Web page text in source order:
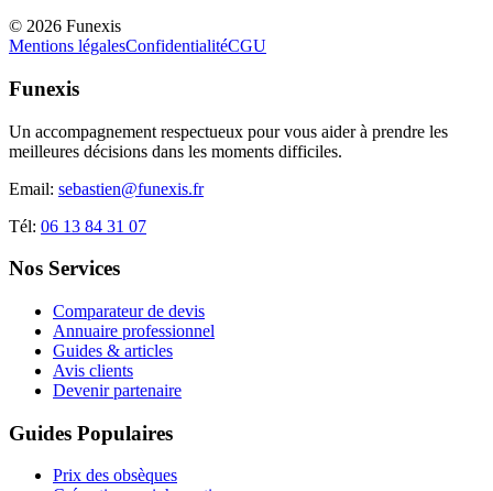
© 2026 Funexis
Mentions légalesConfidentialitéCGU
Funexis
Un accompagnement respectueux pour vous aider à prendre les
meilleures décisions dans les moments difficiles.
Email: sebastien@funexis.fr
Tél: 06 13 84 31 07
Nos Services
Comparateur de devis
Annuaire professionnel
Guides & articles
Avis clients
Devenir partenaire
Guides Populaires
Prix des obsèques